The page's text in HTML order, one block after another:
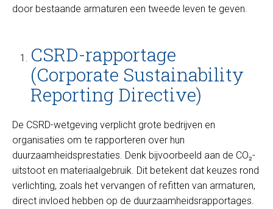
door bestaande armaturen een tweede leven te geven.
CSRD-rapportage
(Corporate Sustainability
Reporting Directive)
De CSRD-wetgeving verplicht grote bedrijven en
organisaties om te rapporteren over hun
duurzaamheidsprestaties. Denk bijvoorbeeld aan de CO₂-
uitstoot en materiaalgebruik. Dit betekent dat keuzes rond
verlichting, zoals het vervangen of refitten van armaturen,
direct invloed hebben op de duurzaamheidsrapportages.